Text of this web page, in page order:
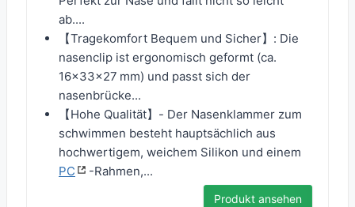
ab....
【Tragekomfort Bequem und Sicher】: Die
nasenclip ist ergonomisch geformt (ca.
16×33×27 mm) und passt sich der
nasenbrücke...
【Hohe Qualität】- Der Nasenklammer zum
schwimmen besteht hauptsächlich aus
hochwertigem, weichem Silikon und einem
PC
-Rahmen,...
Produkt ansehen